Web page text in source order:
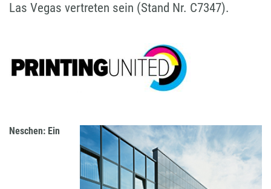
LEISTUNGSSPEKTRUM
KOMPETENZ UND QUALITÄT
Las Vegas vertreten sein (Stand Nr. C7347).
Neschen: Ein